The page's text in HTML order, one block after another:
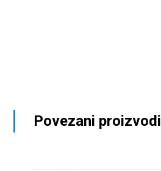
Povezani proizvodi